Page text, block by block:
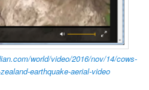
world/video/2016/nov/14/cows-
earthquake-aerial-video